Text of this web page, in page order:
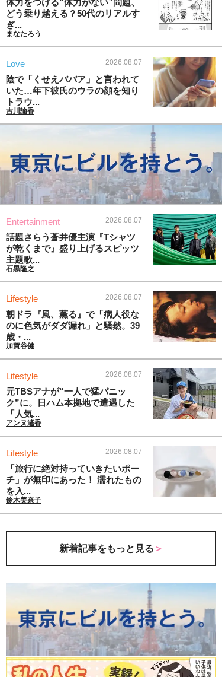
体力をつける“体力がない”問題、
どう乗り越える？50代のリアルす
ぎ...
まなたろう
Love 2026.08.07
陰で「くせえババア」と言われて
いた…年下彼氏のウラの顔を知り
トラウ...
古川諭香
Entertainment 2026.08.07
話題さらう蒼井優主演『Tシャツ
が乾くまで』盛り上げるスピッツ
主題歌...
石黒隆之
Lifestyle 2026.08.07
朝ドラ『風、薫る』で「病人役な
のに色気がダダ漏れ」と騒然。39
歳・...
加賀谷健
Lifestyle 2026.08.07
元TBSアナが“一人で猛パニッ
ク”に。日ハム本拠地で遭遇した
「人気...
アンヌ遙香
Lifestyle 2026.08.07
「旅行に絶対持っていきたいポー
チ」が無印にあった！ 濡れたもの
を入...
鈴木美奈子
新着記事をもっと見る